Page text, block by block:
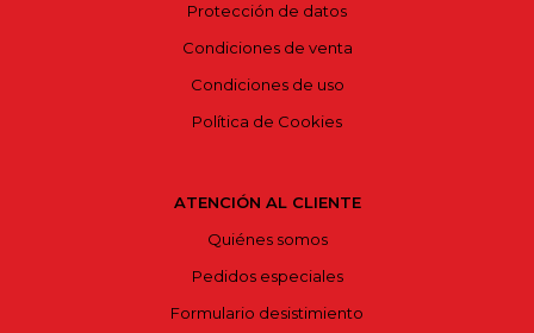
Protección de datos
Condiciones de venta
Condiciones de uso
Política de Cookies
ATENCIÓN AL CLIENTE
Quiénes somos
Pedidos especiales
Formulario desistimiento